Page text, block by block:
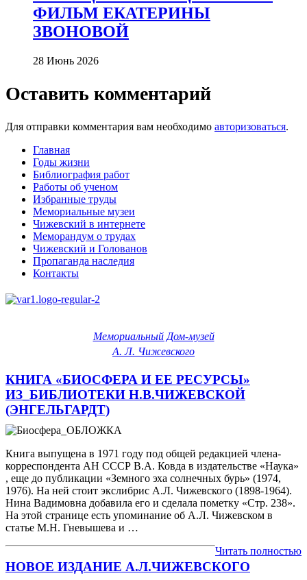
ФИЛЬМ ЕКАТЕРИНЫ
ЗВОНОВОЙ
28 Июнь 2026
Оставить комментарий
Для отправки комментария вам необходимо авторизоваться.
Главная
Годы жизни
Библиография работ
Работы об ученом
Избранные труды
Мемориальные музеи
Чижевский в интернете
Меморандум о трудах
Чижевский и Голованов
Пропаганда наследия
Контакты
Мемориальный Дом-музей
А. Л. Чижевского
КНИГА «БИОСФЕРА И ЕЕ РЕСУРСЫ»
ИЗ_БИБЛИОТЕКИ Н.В.ЧИЖЕВСКОЙ
(ЭНГЕЛЬГАРДТ)
Книга выпущена в 1971 году под общей редакцией члена-
корреспондента АН СССР В.А. Ковда в издательстве «Наука»
, еще до публикации «Земного эха солнечных бурь» (1974,
1976). На ней стоит экслибрис А.Л. Чижевского (1898-1964).
Нина Вадимовна добавила его и сделала пометку «Стр. 238».
На этой странице есть упоминание об А.Л. Чижевском в
статье М.Н. Гневышева и …
Читать полностью
НОВОЕ ИЗДАНИЕ А.Л.ЧИЖЕВСКОГО